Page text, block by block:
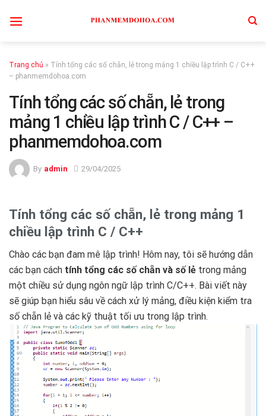
Trang chủ » Tính tổng các số chẵn, lẻ trong mảng 1 chiều lập trình C / C++
– phanmemdohoa.com
Tính tổng các số chẵn, lẻ trong
mảng 1 chiều lập trình C / C++ –
phanmemdohoa.com
By admin 29/04/2025
Tính tổng các số chẵn, lẻ trong mảng 1
chiều lập trình C / C++
Chào các bạn đam mê lập trình! Hôm nay, tôi sẽ hướng dẫn
các bạn cách tính tổng các số chẵn và số lẻ trong mảng
một chiều sử dụng ngôn ngữ lập trình C/C++. Bài viết này
sẽ giúp bạn hiểu sâu về cách xử lý mảng, điều kiện kiểm tra
số chẵn lẻ và các kỹ thuật tối ưu trong lập trình.